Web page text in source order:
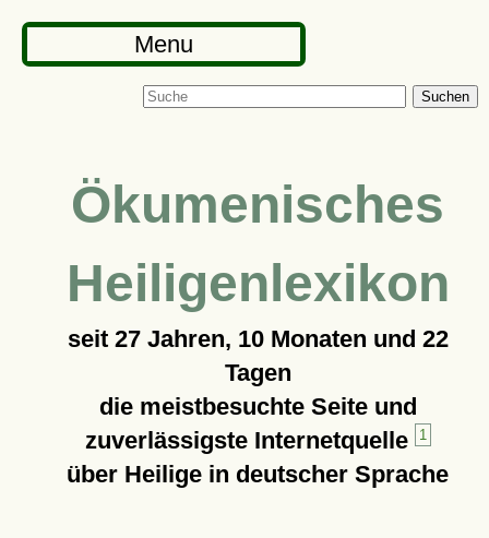
Menu
Suchen
Ökumenisches
Heiligenlexikon
seit 27 Jahren, 10 Monaten und 22
Tagen
die meistbesuchte Seite und
zuverlässigste Internetquelle
1
über Heilige in deutscher Sprache